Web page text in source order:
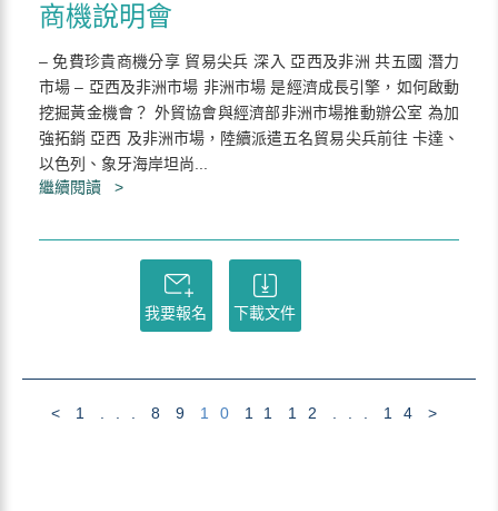
商機說明會
– 免費珍貴商機分享 貿易尖兵 深入 亞西及非洲 共五國 潛力
市場 – 亞西及非洲市場 非洲市場 是經濟成長引擎，如何啟動
挖掘黃金機會？ 外貿協會與經濟部非洲市場推動辦公室 為加
強拓銷 亞西 及非洲市場，陸續派遣五名貿易尖兵前往 卡達、
以色列、象牙海岸坦尚...
繼續閱讀 >
我要報名 下載文件
< 1 8 9 10 11 12 14 >